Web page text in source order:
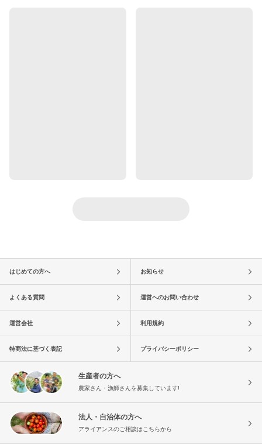
はじめての方へ お知らせ
よくある質問 運営へのお問い合わせ
運営会社 利用規約
特商法に基づく表記 プライバシーポリシー
生産者の方へ
農家さん・漁師さんを募集しています!
法人・自治体の方へ
アライアンスのご相談はこちらから